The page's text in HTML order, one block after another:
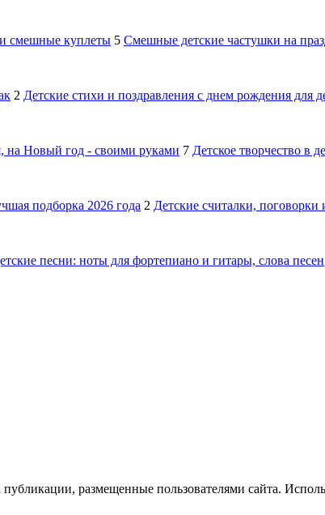
смешные куплеты 5 Смешные детские частушки на
2 Детские стихи и поздравления с днем рождения для
на Новый год - своими руками 7 Детское творчество в
подборка 2026 года 2 Детские считалки, поговорки
песни: ноты для фортепиано и гитары, слова песен
размещенные пользователями сайта.